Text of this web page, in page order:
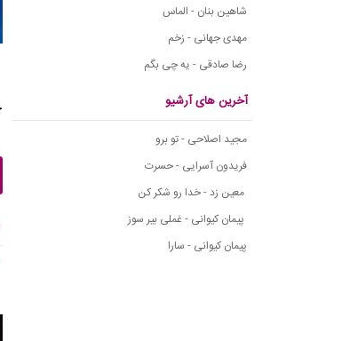
شاهین بنان - الماس
مهدی جهانی - زخم
رضا صادقی - یه چی بگم
آخرین های آرشیو
مجید اصلاحی - تو برو
فریدون آسرایی - حسرت
معین زد - خدا رو شکر کن
پیمان کیوانی - غملی بیر سوز
پیمان کیوانی - سارا